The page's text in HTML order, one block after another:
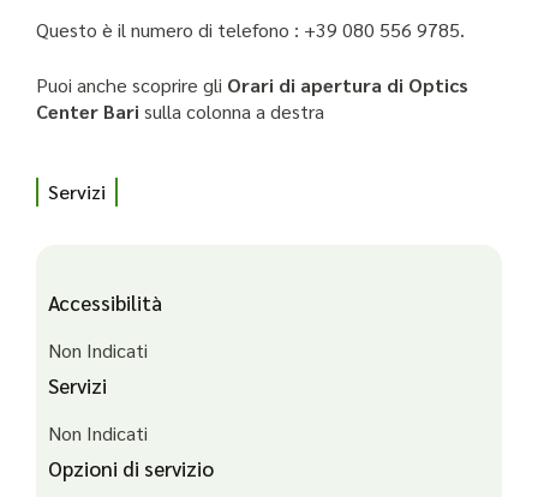
Questo è il numero di telefono : +39 080 556 9785.
Puoi anche scoprire gli Orari di apertura di Optics
Center Bari sulla colonna a destra
Servizi
Accessibilità
Non Indicati
Servizi
Non Indicati
Opzioni di servizio